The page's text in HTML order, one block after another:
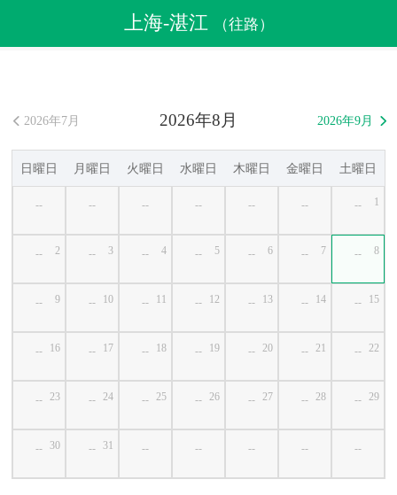
中国格安航空券
上海発湛江行き格安航空券
上海-湛江 （往路）
2026年8月
 2026年7月 2026年9月 
日曜日 月曜日 火曜日 水曜日 木曜日 金曜日 土曜日
-- -- -- -- -- -- -- 1
-- 2 -- 3 -- 4 -- 5 -- 6 -- 7 -- 8
-- 9 -- 10 -- 11 -- 12 -- 13 -- 14 -- 15
-- 16 -- 17 -- 18 -- 19 -- 20 -- 21 -- 22
-- 23 -- 24 -- 25 -- 26 -- 27 -- 28 -- 29
-- 30 -- 31 -- -- -- -- --